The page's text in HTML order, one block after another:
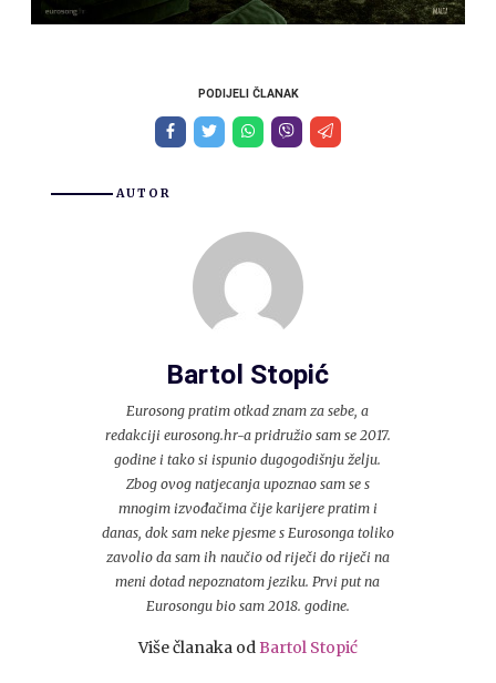
PODIJELI ČLANAK
AUTOR
Bartol Stopić
Eurosong pratim otkad znam za sebe, a
redakciji eurosong.hr-a pridružio sam se 2017.
godine i tako si ispunio dugogodišnju želju.
Zbog ovog natjecanja upoznao sam se s
mnogim izvođačima čije karijere pratim i
danas, dok sam neke pjesme s Eurosonga toliko
zavolio da sam ih naučio od riječi do riječi na
meni dotad nepoznatom jeziku. Prvi put na
Eurosongu bio sam 2018. godine.
Više članaka odBartol Stopić